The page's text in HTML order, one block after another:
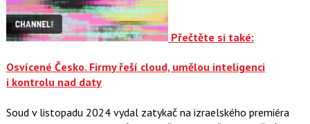
Přečtěte si také:
Osvícené Česko. Firmy řeší cloud, umělou inteligenci
i kontrolu nad daty
Soud v listopadu 2024 vydal zatykač na izraelského premiéra